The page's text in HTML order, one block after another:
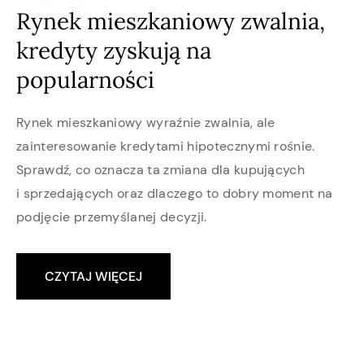
Rynek mieszkaniowy zwalnia,
kredyty zyskują na
popularności
Rynek mieszkaniowy wyraźnie zwalnia, ale
zainteresowanie kredytami hipotecznymi rośnie.
Sprawdź, co oznacza ta zmiana dla kupujących
i sprzedających oraz dlaczego to dobry moment na
podjęcie przemyślanej decyzji.
CZYTAJ WIĘCEJ